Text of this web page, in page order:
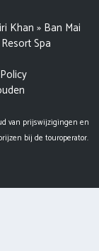
Khan » Ban Mai
Spa
van prijswijzigingen en
bij de touroperator.